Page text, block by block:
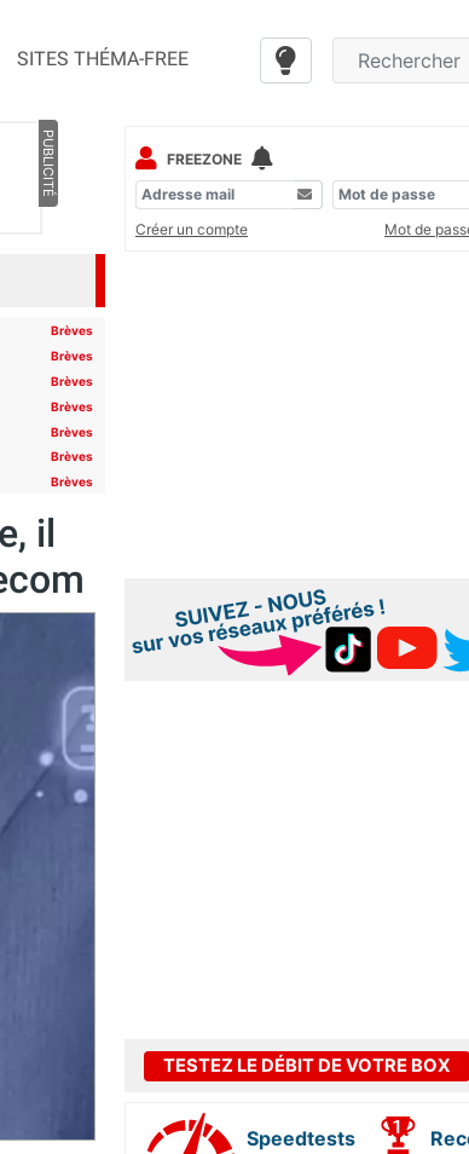
SITES THÉMA-FREE
PUBLICITÉ
Brèves
Brèves
Brèves
Brèves
Brèves
Brèves
Brèves
il
FREEZONE
Créer un compte
Mot de
TESTEZ LE DÉBIT DE VOTRE BOX
Speedtests